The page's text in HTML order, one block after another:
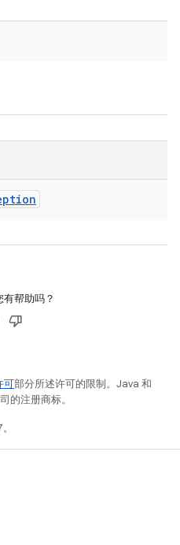
帮助吗？
可部分所述许可的限制。Java 和
的注册商标。